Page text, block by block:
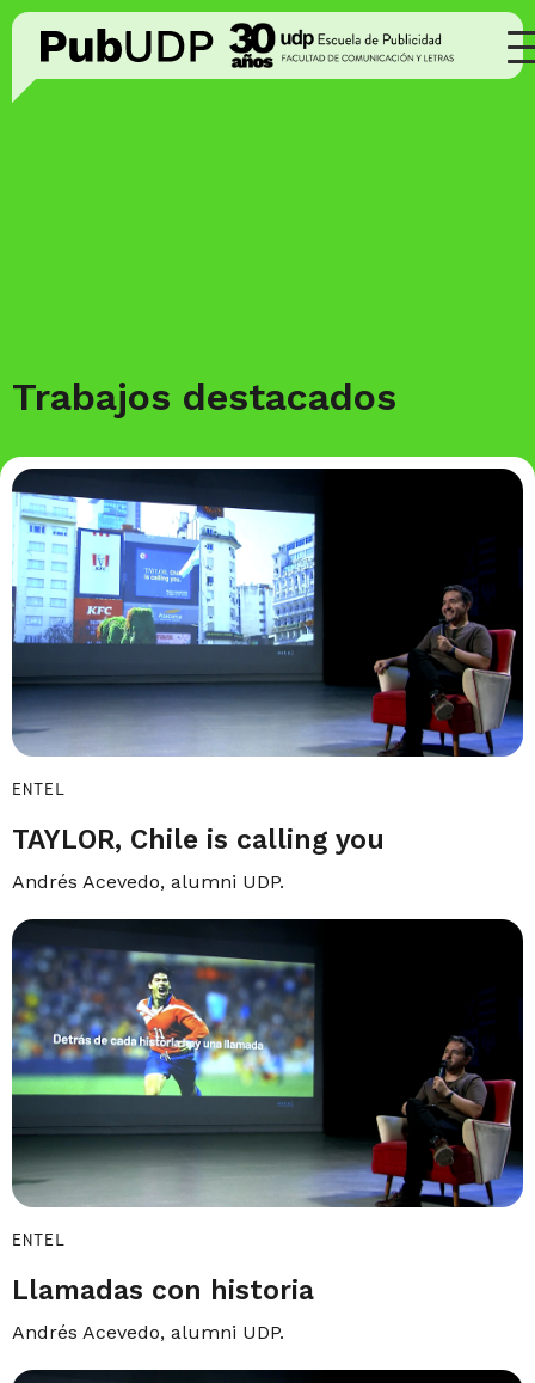
Trabajos destacados
ENTEL
TAYLOR, Chile is calling you
Andrés Acevedo, alumni UDP.
ENTEL
Llamadas con historia
Andrés Acevedo, alumni UDP.